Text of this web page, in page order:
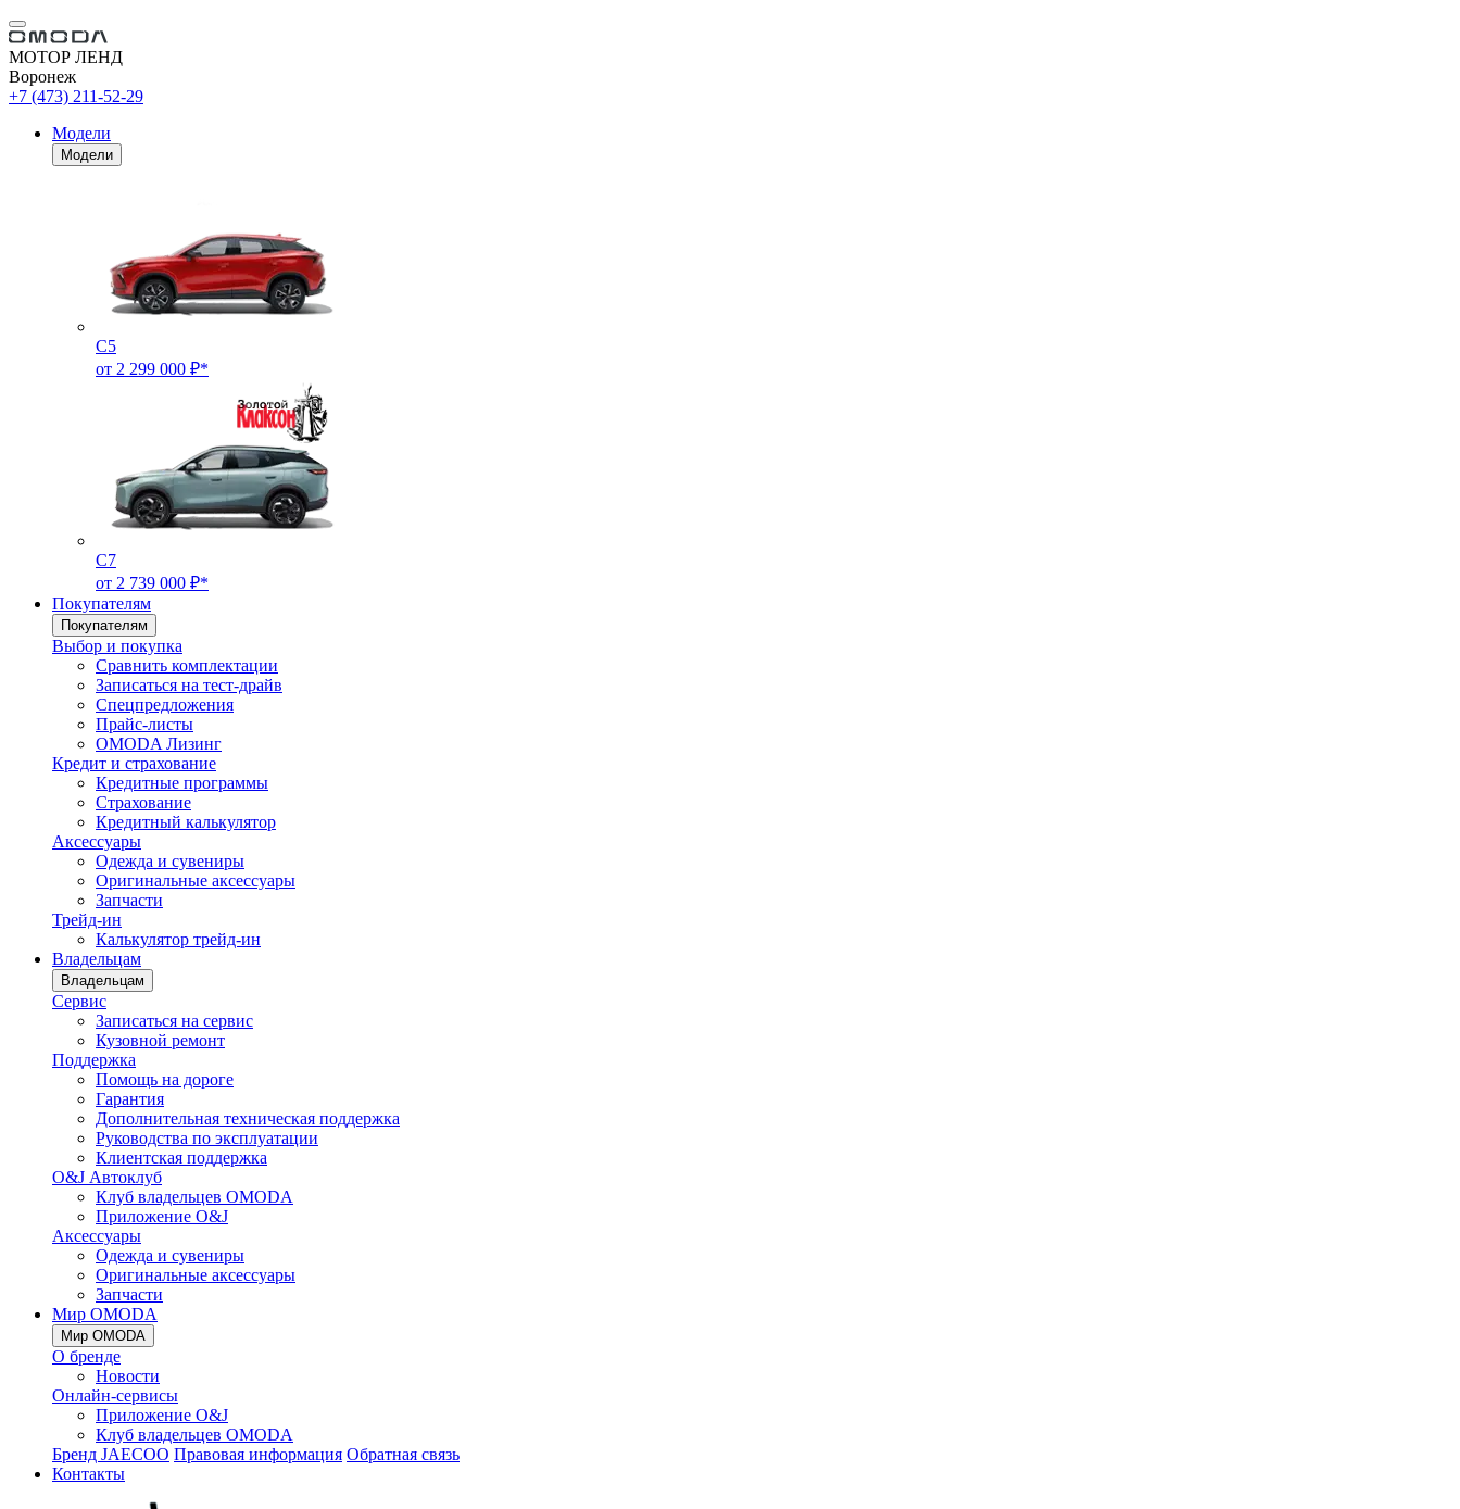
МОТОР ЛЕНД
Воронеж
+7 (473) 211-52-29
Модели
Модели
C5
от 2 299 000 ₽*
C7
от 2 739 000 ₽*
Покупателям
Покупателям
Выбор и покупка
Сравнить комплектации
Записаться на тест-драйв
Cпецпредложения
Прайс-листы
OMODA Лизинг
Кредит и страхование
Кредитные программы
Страхование
Кредитный калькулятор
Аксессуары
Одежда и сувениры
Оригинальные аксессуары
Запчасти
Трейд-ин
Калькулятор трейд-ин
Владельцам
Владельцам
Сервис
Записаться на сервис
Кузовной ремонт
Поддержка
Помощь на дороге
Гарантия
Дополнительная техническая поддержка
Руководства по эксплуатации
Клиентская поддержка
O&J Автоклуб
Клуб владельцев OMODA
Приложение O&J
Аксессуары
Одежда и сувениры
Оригинальные аксессуары
Запчасти
Мир OMODA
Мир OMODA
О бренде
Новости
Онлайн-сервисы
Приложение O&J
Клуб владельцев OMODA
Бренд JAECOO Правовая информация Обратная связь
Контакты